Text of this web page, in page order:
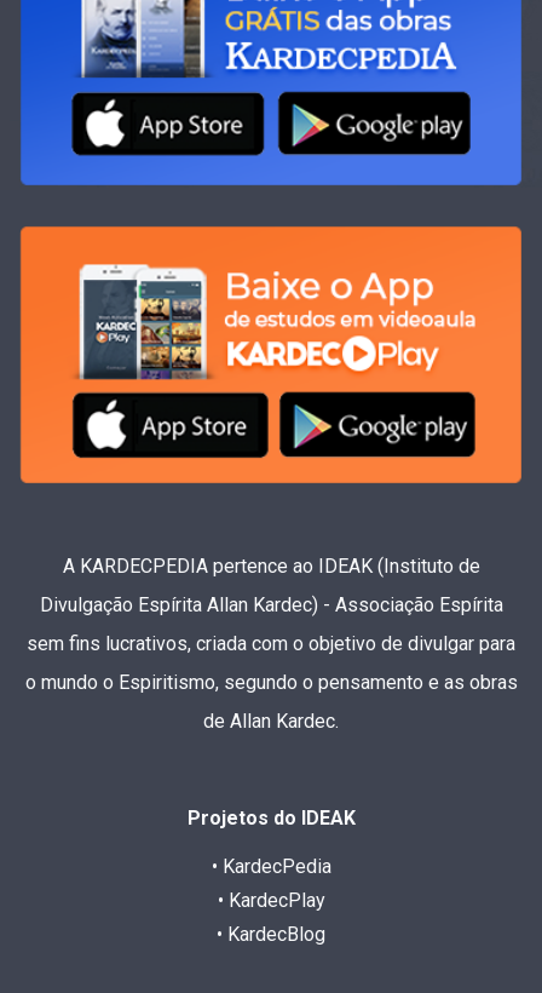
A KARDECPEDIA pertence ao IDEAK (Instituto de
Divulgação Espírita Allan Kardec) - Associação Espírita
sem fins lucrativos, criada com o objetivo de divulgar para
o mundo o Espiritismo, segundo o pensamento e as obras
de Allan Kardec.
Projetos do IDEAK
• KardecPedia
• KardecPlay
• KardecBlog